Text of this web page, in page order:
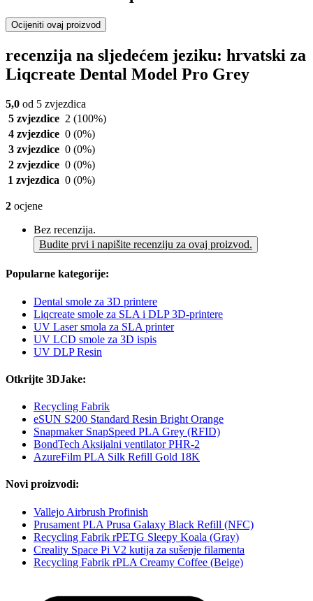
Ocijeniti ovaj proizvod
recenzija na sljedećem jeziku: hrvatski za
Liqcreate Dental Model Pro Grey
5,0 od 5 zvjezdica
5 zvjezdice 2 (100%)
4 zvjezdice 0 (0%)
3 zvjezdice 0 (0%)
2 zvjezdice 0 (0%)
1 zvjezdica 0 (0%)
2 ocjene
Bez recenzija.
Budite prvi i napišite recenziju za ovaj proizvod.
Popularne kategorije:
Dental smole za 3D printere
Liqcreate smole za SLA i DLP 3D-printere
UV Laser smola za SLA printer
UV LCD smole za 3D ispis
UV DLP Resin
Otkrijte 3DJake:
Recycling Fabrik
eSUN S200 Standard Resin Bright Orange
Snapmaker SnapSpeed PLA Grey (RFID)
BondTech Aksijalni ventilator PHR-2
AzureFilm PLA Silk Refill Gold 18K
Novi proizvodi:
Vallejo Airbrush Profinish
Prusament PLA Prusa Galaxy Black Refill (NFC)
Recycling Fabrik rPETG Sleepy Koala (Gray)
Creality Space Pi V2 kutija za sušenje filamenta
Recycling Fabrik rPLA Creamy Coffee (Beige)